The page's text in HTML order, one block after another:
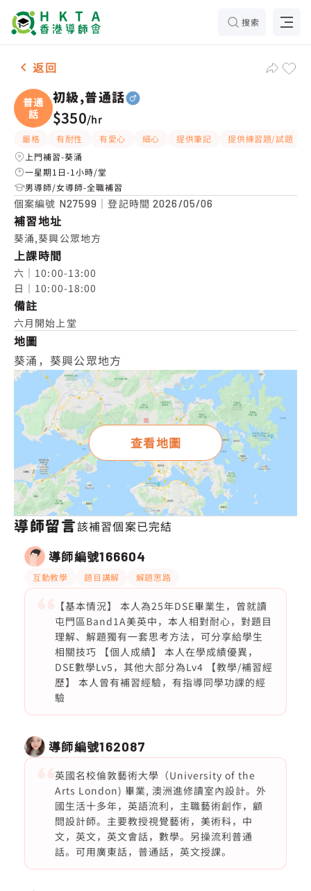
搜索
男-1名 初級,普通話，葵涌 補習推介
返回
普通
話
初級,普通話
$350/hr
嚴格 有耐性 有愛心 細心 提供筆記 提供練習題/試題
上門補習-葵涌
一星期1日-1小時/堂
男導師/女導師-全職補習
個案編號 N27599 ｜登記時間2026/05/06
補習地址
葵涌,葵興公眾地方
上課時間
六｜10:00-13:00
日｜10:00-18:00
備註
六月開始上堂
地圖
葵涌，葵興公眾地方
查看地圖
導師留言該補習個案已完結
導師編號166604
互動教學 題目講解 解題思路
【基本情況】 本人為25年DSE畢業生，曾就讀
屯門區Band1A美英中，本人相對耐心，對題目
理解、解題獨有一套思考方法，可分享給學生
相關技巧 【個人成績】 本人在學成績優異，
DSE數學Lv5，其他大部分為Lv4 【教學/補習經
歷】 本人曾有補習經驗，有指導同學功課的經
驗
導師編號162087
英國名校倫敦藝術大學（University of the
Arts London) 畢業, 澳洲進修讀室內設計。外
國生活十多年，英語流利，主職藝術創作，顧
問設計師。主要教授視覺藝術，美術科，中
文，英文，英文會話，數學。另操流利普通
話。可用廣東話，普通話，英文授課。